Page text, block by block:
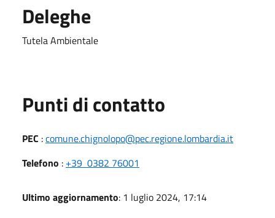
Deleghe
Tutela Ambientale
Punti di contatto
PEC :comune.chignolopo@pec.regione.lombardia.it
Telefono : +39 0382 76001
Ultimo aggiornamento: 1 luglio 2024, 17:14